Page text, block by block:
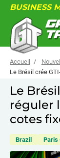
BUSINESS
À PROPOS
FORUM
Accueil
Le Brésil crée
Le
réguler
cotes
Brazil Paris